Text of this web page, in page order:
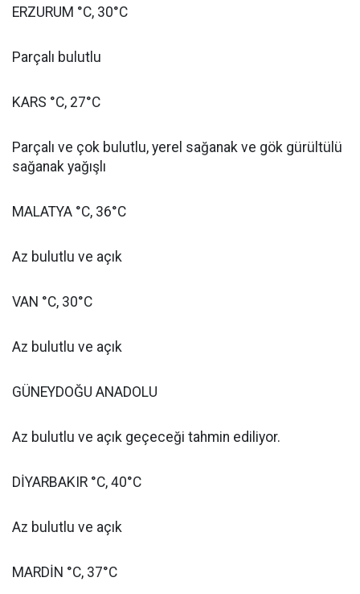
ERZURUM °C, 30°C
Parçalı bulutlu
KARS °C, 27°C
Parçalı ve çok bulutlu, yerel sağanak ve gök gürültülü
sağanak yağışlı
MALATYA °C, 36°C
Az bulutlu ve açık
VAN °C, 30°C
Az bulutlu ve açık
GÜNEYDOĞU ANADOLU
Az bulutlu ve açık geçeceği tahmin ediliyor.
DİYARBAKIR °C, 40°C
Az bulutlu ve açık
MARDİN °C, 37°C